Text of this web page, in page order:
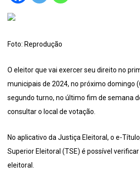
Foto: Reprodução
O eleitor que vai exercer seu direito no
municipais de 2024, no próximo domingo
segundo turno, no último fim de semana
consultar o local de votação.
No aplicativo da Justiça Eleitoral, o e-
Superior Eleitoral (TSE) é possível
eleitoral.